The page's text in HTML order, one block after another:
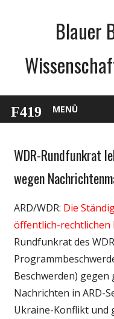
Blauer
MENÜ
Gesellschaft
Politik
Wissenschaft
WDR-Rundfunkrat
wegen
ARD/WDR: Die
öffentlich-rechtlichen
Rundfunkrat des
Beschwerden)
Nachrichten in ARD-
Ukraine-Konflikt und